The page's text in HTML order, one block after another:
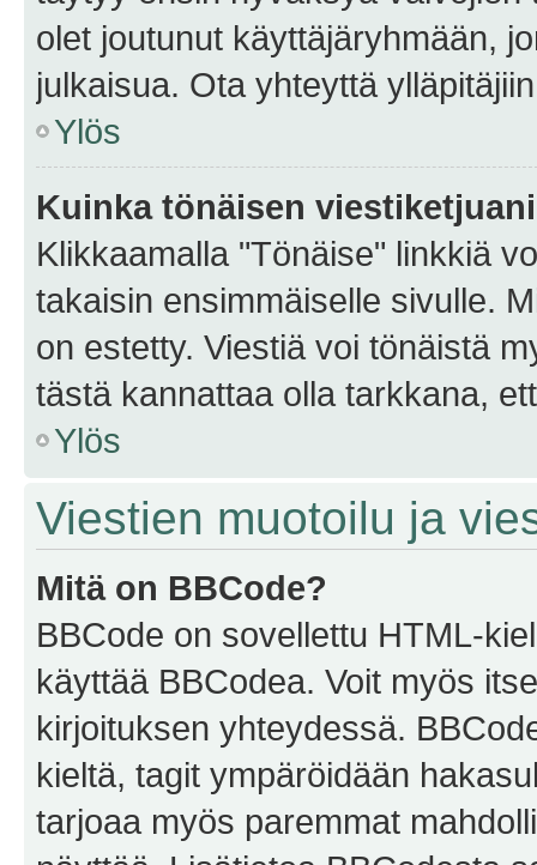
olet joutunut käyttäjäryhmään,
julkaisua. Ota yhteyttä
Ylös
Kuinka tönäisen
Klikkaamalla "Tönäise" linkkiä
takaisin ensimmäiselle sivulle.
on estetty. Viestiä voi tönäistä
tästä kannattaa olla tarkkana,
Ylös
Viestien muotoilu ja
Mitä on BBCode?
BBCode on sovellettu HTML-
käyttää BBCodea. Voit myös
kirjoituksen yhteydessä.
kieltä, tagit ympäröidään
tarjoaa myös paremmat